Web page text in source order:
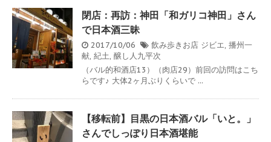
閉店：再訪：神田「和ガリコ神田」さん
で日本酒三昧
2017/10/06 飲み歩きお店 ジビエ, 播州一
献, 紀土, 醸し人九平次
（バル的和酒店13）（肉店29）前回の訪問はこち
らです♪ 大体2ヶ月ぶりくらいで ...
【移転前】目黒の日本酒バル「いと。」
さんでしっぽり日本酒堪能